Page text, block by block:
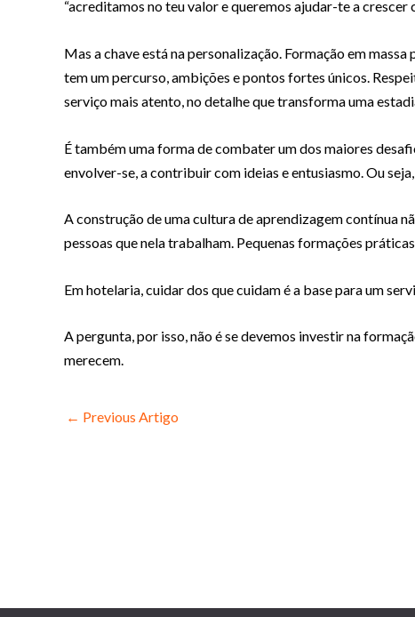
“acreditamos no teu valor e queremos ajudar-te a
Mas a chave está na personalização. Formação em
tem um percurso, ambições e pontos fortes únicos.
serviço mais atento, no detalhe que transforma uma
É também uma forma de combater um dos maiores
envolver-se, a contribuir com ideias e entusiasmo. Ou
A construção de uma cultura de aprendizagem contínua
pessoas que nela trabalham. Pequenas formações
Em hotelaria, cuidar dos que cuidam é a base para um
A pergunta, por isso, não é se devemos investir na
merecem.
← Previous Artigo